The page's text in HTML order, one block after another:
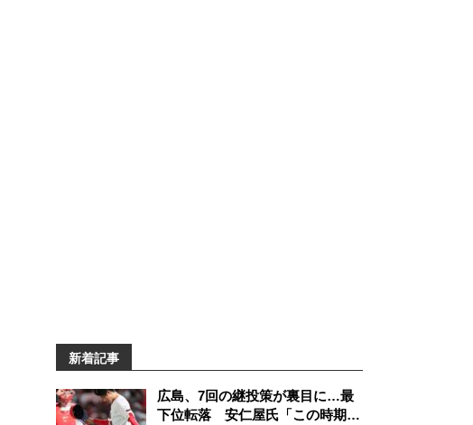
新着記事
広島、7回の継投策が裏目に…最
下位転落 安仁屋氏「この時期に